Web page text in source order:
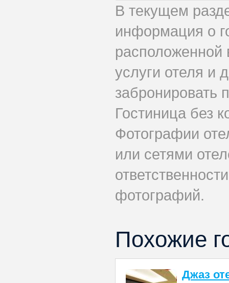
В текущем
информация о
услуги отеля и
забронировать
Гостиница без
Фотографии
или сетями
фотографий.
Похожие
Джаз